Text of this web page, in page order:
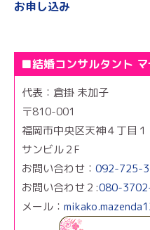
お申し込み
■結婚コンサルタント
代表：倉掛 未加子
〒810-001
福岡市中央区天神４丁目１
サンビル２F
お問い合わせ： 092-725-
お問い合わせ２:080-
メール：